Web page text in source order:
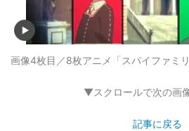
画像4枚目／8枚アニメ「スパイファミ
▼スクロールで次の画
記事に戻る